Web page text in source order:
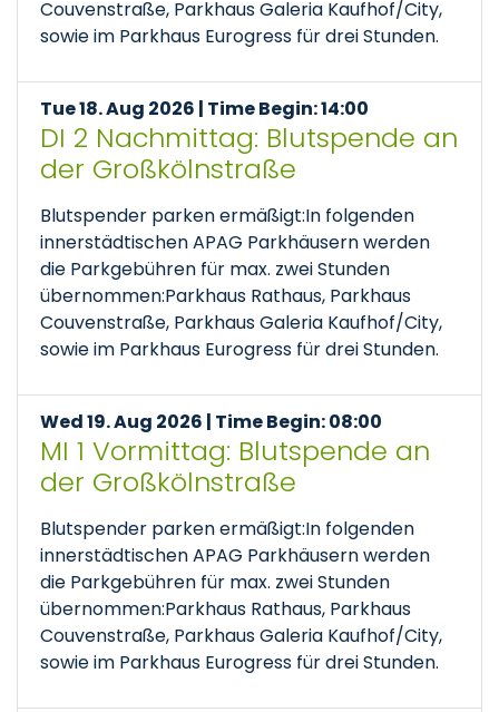
Couvenstraße, Parkhaus Galeria Kaufhof/City,
sowie im Parkhaus Eurogress für drei Stunden.
Tue 18. Aug 2026 | Time Begin: 14:00
DI 2 Nachmittag: Blutspende an
der Großkölnstraße
Blutspender parken ermäßigt:In folgenden
innerstädtischen APAG Parkhäusern werden
die Parkgebühren für max. zwei Stunden
übernommen:Parkhaus Rathaus, Parkhaus
Couvenstraße, Parkhaus Galeria Kaufhof/City,
sowie im Parkhaus Eurogress für drei Stunden.
Wed 19. Aug 2026 | Time Begin: 08:00
MI 1 Vormittag: Blutspende an
der Großkölnstraße
Blutspender parken ermäßigt:In folgenden
innerstädtischen APAG Parkhäusern werden
die Parkgebühren für max. zwei Stunden
übernommen:Parkhaus Rathaus, Parkhaus
Couvenstraße, Parkhaus Galeria Kaufhof/City,
sowie im Parkhaus Eurogress für drei Stunden.